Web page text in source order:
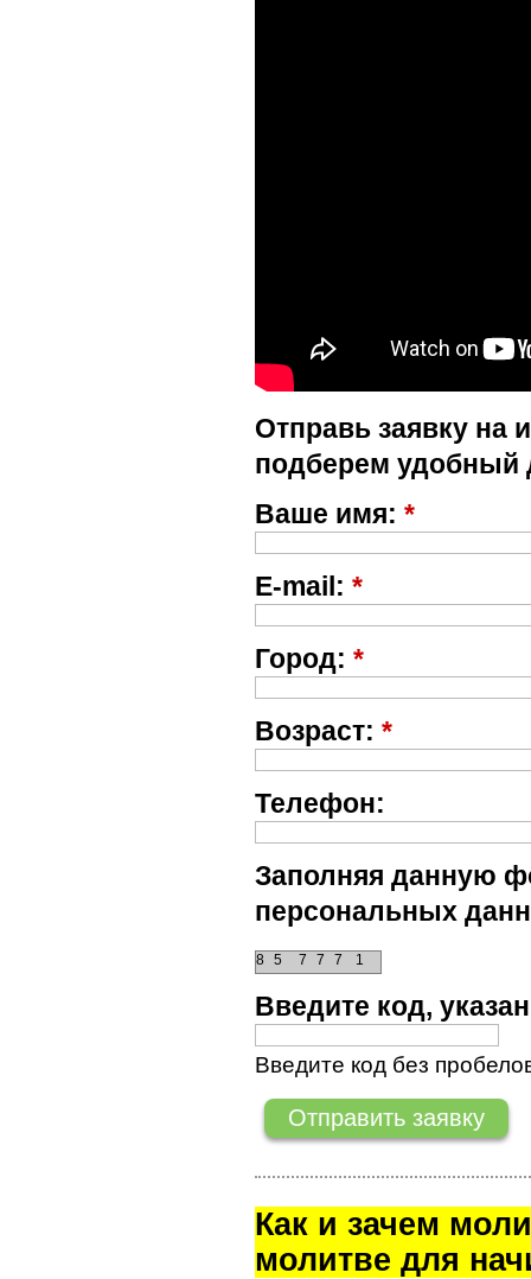
Отправь заявку на
подберем удобный
Ваше имя: *
E-mail: *
Город: *
Возраст: *
Телефон:
Заполняя данную
персональных
7 7 7 1
8 5
Введите код,
Введите код без
Как и зачем
молитве для